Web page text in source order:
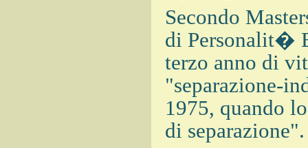
Secondo
di Personalit�
terzo anno di
"separazione-
1975, quando
di separazione".